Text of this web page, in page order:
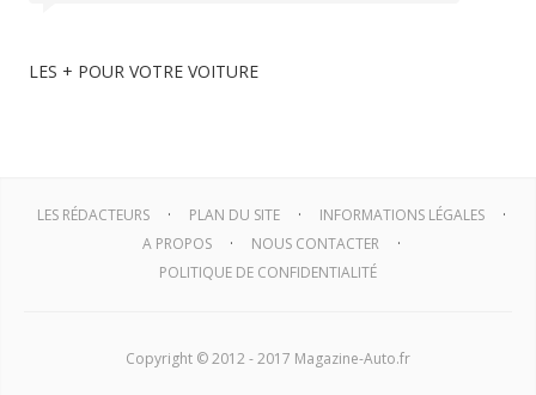
LES + POUR VOTRE VOITURE
LES RÉDACTEURS PLAN DU SITE
INFORMATIONS LÉGALES
A PROPOS
NOUS CONTACTER
POLITIQUE DE CONFIDENTIALITÉ
Copyright © 2012 - 2017 Magazine-Auto.fr